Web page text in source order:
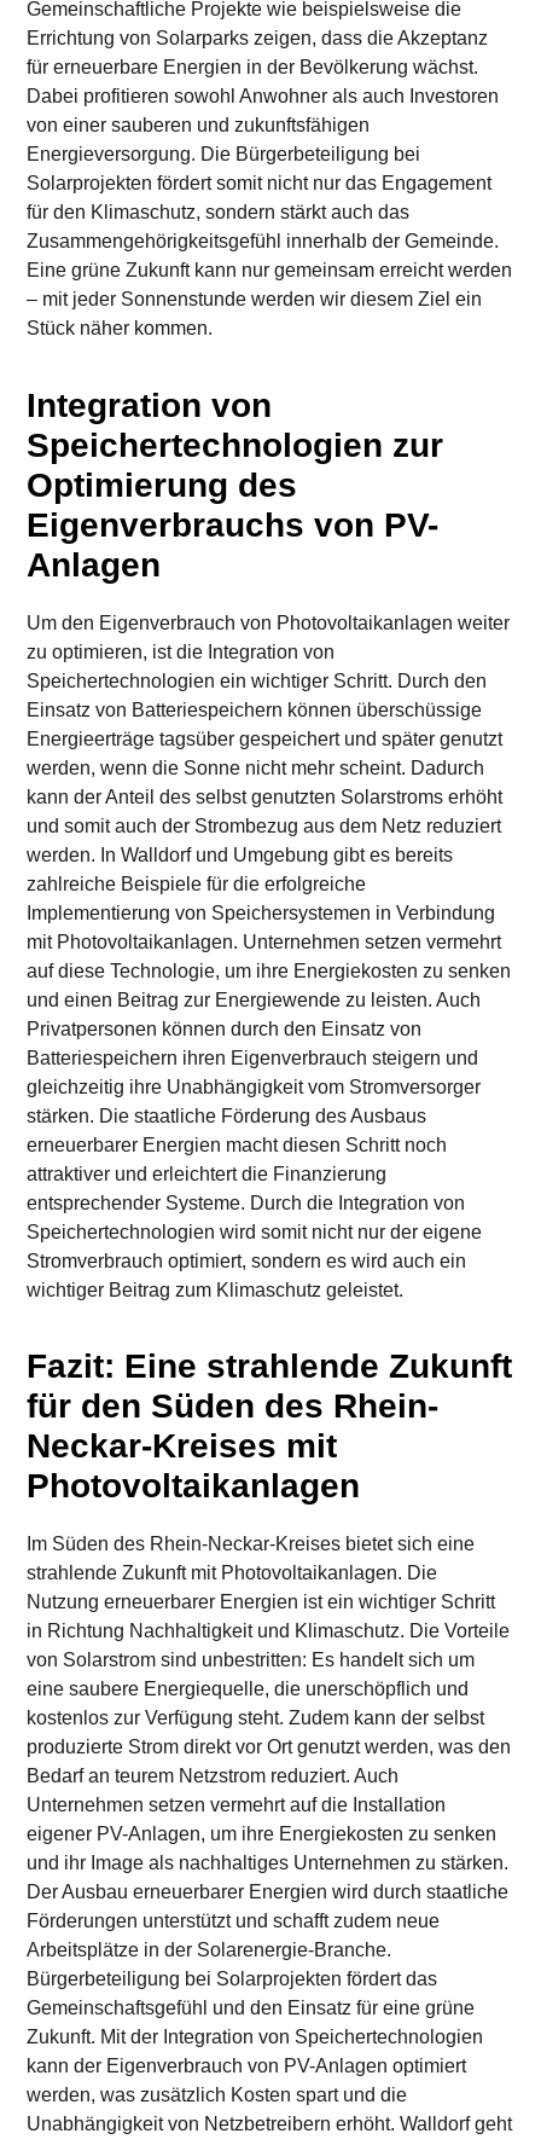
Gemeinschaftliche Projekte wie beispielsweise die
Errichtung von Solarparks zeigen, dass die Akzeptanz
für erneuerbare Energien in der Bevölkerung wächst.
Dabei profitieren sowohl Anwohner als auch Investoren
von einer sauberen und zukunftsfähigen
Energieversorgung. Die Bürgerbeteiligung bei
Solarprojekten fördert somit nicht nur das Engagement
für den Klimaschutz, sondern stärkt auch das
Zusammengehörigkeitsgefühl innerhalb der Gemeinde.
Eine grüne Zukunft kann nur gemeinsam erreicht werden
– mit jeder Sonnenstunde werden wir diesem Ziel ein
Stück näher kommen.
Integration von
Speichertechnologien zur
Optimierung des
Eigenverbrauchs von PV-
Anlagen
Um den Eigenverbrauch von Photovoltaikanlagen weiter
zu optimieren, ist die Integration von
Speichertechnologien ein wichtiger Schritt. Durch den
Einsatz von Batteriespeichern können überschüssige
Energieerträge tagsüber gespeichert und später genutzt
werden, wenn die Sonne nicht mehr scheint. Dadurch
kann der Anteil des selbst genutzten Solarstroms erhöht
und somit auch der Strombezug aus dem Netz reduziert
werden. In Walldorf und Umgebung gibt es bereits
zahlreiche Beispiele für die erfolgreiche
Implementierung von Speichersystemen in Verbindung
mit Photovoltaikanlagen. Unternehmen setzen vermehrt
auf diese Technologie, um ihre Energiekosten zu senken
und einen Beitrag zur Energiewende zu leisten. Auch
Privatpersonen können durch den Einsatz von
Batteriespeichern ihren Eigenverbrauch steigern und
gleichzeitig ihre Unabhängigkeit vom Stromversorger
stärken. Die staatliche Förderung des Ausbaus
erneuerbarer Energien macht diesen Schritt noch
attraktiver und erleichtert die Finanzierung
entsprechender Systeme. Durch die Integration von
Speichertechnologien wird somit nicht nur der eigene
Stromverbrauch optimiert, sondern es wird auch ein
wichtiger Beitrag zum Klimaschutz geleistet.
Fazit: Eine strahlende Zukunft
für den Süden des Rhein-
Neckar-Kreises mit
Photovoltaikanlagen
Im Süden des Rhein-Neckar-Kreises bietet sich eine
strahlende Zukunft mit Photovoltaikanlagen. Die
Nutzung erneuerbarer Energien ist ein wichtiger Schritt
in Richtung Nachhaltigkeit und Klimaschutz. Die Vorteile
von Solarstrom sind unbestritten: Es handelt sich um
eine saubere Energiequelle, die unerschöpflich und
kostenlos zur Verfügung steht. Zudem kann der selbst
produzierte Strom direkt vor Ort genutzt werden, was den
Bedarf an teurem Netzstrom reduziert. Auch
Unternehmen setzen vermehrt auf die Installation
eigener PV-Anlagen, um ihre Energiekosten zu senken
und ihr Image als nachhaltiges Unternehmen zu stärken.
Der Ausbau erneuerbarer Energien wird durch staatliche
Förderungen unterstützt und schafft zudem neue
Arbeitsplätze in der Solarenergie-Branche.
Bürgerbeteiligung bei Solarprojekten fördert das
Gemeinschaftsgefühl und den Einsatz für eine grüne
Zukunft. Mit der Integration von Speichertechnologien
kann der Eigenverbrauch von PV-Anlagen optimiert
werden, was zusätzlich Kosten spart und die
Unabhängigkeit von Netzbetreibern erhöht. Walldorf geht